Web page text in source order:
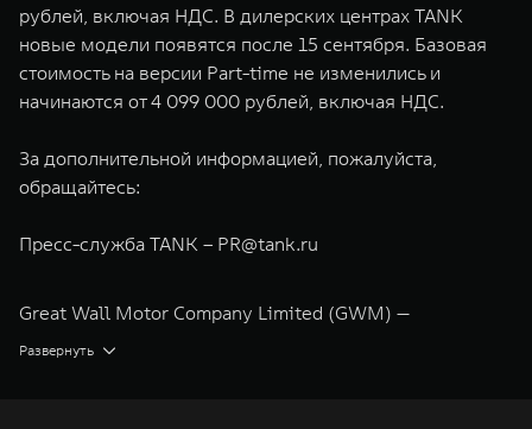
рублей, включая НДС. В дилерских центрах TANK
новые модели появятся после 15 сентября. Базовая
стоимость на версии Part-time не изменились и
начинаются от 4 099 000 рублей, включая НДС.
За дополнительной информацией, пожалуйста,
обращайтесь:
Пресс-служба TANK – PR@tank.ru
Great Wall Motor Company Limited (GWM) —
глобальный производитель внедорожников,
Развернуть